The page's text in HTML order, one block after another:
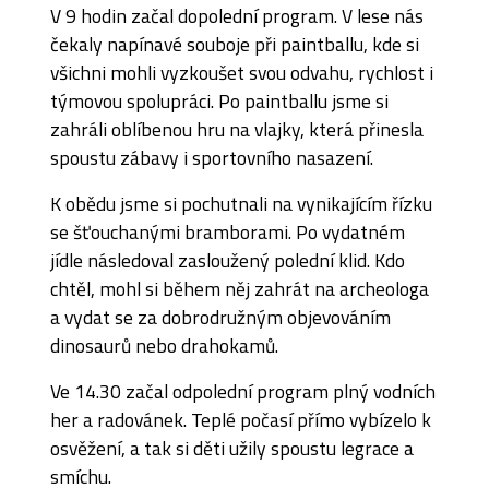
V 9 hodin začal dopolední program. V lese nás
čekaly napínavé souboje při paintballu, kde si
všichni mohli vyzkoušet svou odvahu, rychlost i
týmovou spolupráci. Po paintballu jsme si
zahráli oblíbenou hru na vlajky, která přinesla
spoustu zábavy i sportovního nasazení.
K obědu jsme si pochutnali na vynikajícím řízku
se šťouchanými bramborami. Po vydatném
jídle následoval zasloužený polední klid. Kdo
chtěl, mohl si během něj zahrát na archeologa
a vydat se za dobrodružným objevováním
dinosaurů nebo drahokamů.
Ve 14.30 začal odpolední program plný vodních
her a radovánek. Teplé počasí přímo vybízelo k
osvěžení, a tak si děti užily spoustu legrace a
smíchu.